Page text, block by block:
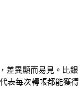
差異顯而易見。比銀
表每次轉帳都能獲得